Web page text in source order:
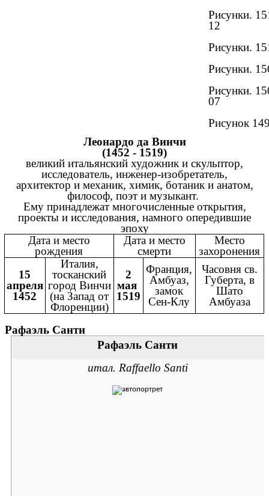
Рисунки.
12
Рисунки.
Рисунки.
Рисунки.
07
Рисунок
Леонардо да Винчи
(1452 - 1519)
великий итальянский художник и скульптор,
исследователь, инженер-изобретатель,
архитектор и механик, химик, ботаник и анатом,
философ, поэт и музыкант.
Ему принадлежат многочисленные открытия,
проекты и исследования, намного опередившие
эпоху
Дата и место
рождения
Дата и место
смерти
Место
захоронения
15
апреля
1452
Италия,
тосканский
город Винчи
(на Запад от
Флоренции)
2
мая
1519
Франция,
Амбуаз,
замок
Сен-Клу
Часовня св.
Губерта, в
Шато
Амбуаза
Рафаэль Санти
Рафаэль Санти
итал. Raffaello Santi